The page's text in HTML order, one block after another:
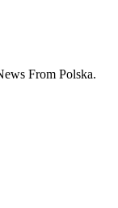
From Polska.